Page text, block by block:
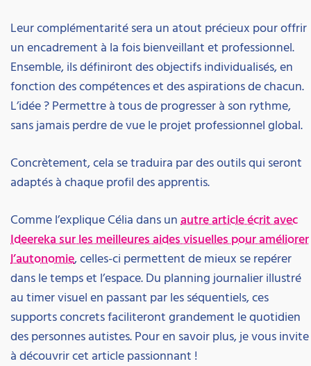
Leur complémentarité sera un atout précieux pour offrir
un encadrement à la fois bienveillant et professionnel.
Ensemble, ils définiront des objectifs individualisés, en
fonction des compétences et des aspirations de chacun.
L’idée ? Permettre à tous de progresser à son rythme,
sans jamais perdre de vue le projet professionnel global.
Concrètement, cela se traduira par des outils qui seront
adaptés à chaque profil des apprentis.
Comme l’explique Célia dans unautre article écrit avec
Ideereka sur les meilleures aides visuelles pour améliorer
l’autonomie, celles-ci permettent de mieux se repérer
dans le temps et l’espace. Du planning journalier illustré
au timer visuel en passant par les séquentiels, ces
supports concrets faciliteront grandement le quotidien
des personnes autistes. Pour en savoir plus, je vous invite
à découvrir cet article passionnant !